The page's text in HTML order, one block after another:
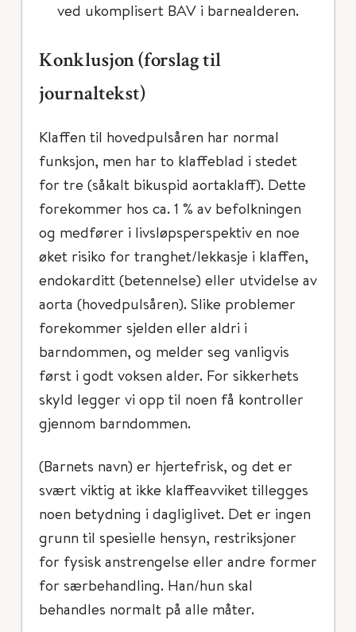
ved ukomplisert BAV i barnealderen.
Konklusjon (forslag til
journaltekst)
Klaffen til hovedpulsåren har normal
funksjon, men har to klaffeblad i stedet
for tre (såkalt bikuspid aortaklaff). Dette
forekommer hos ca. 1 % av befolkningen
og medfører i livsløpsperspektiv en noe
øket risiko for tranghet/lekkasje i klaffen,
endokarditt (betennelse) eller utvidelse av
aorta (hovedpulsåren). Slike problemer
forekommer sjelden eller aldri i
barndommen, og melder seg vanligvis
først i godt voksen alder. For sikkerhets
skyld legger vi opp til noen få kontroller
gjennom barndommen.
(Barnets navn) er hjertefrisk, og det er
svært viktig at ikke klaffeavviket tillegges
noen betydning i dagliglivet. Det er ingen
grunn til spesielle hensyn, restriksjoner
for fysisk anstrengelse eller andre former
for særbehandling. Han/hun skal
behandles normalt på alle måter.